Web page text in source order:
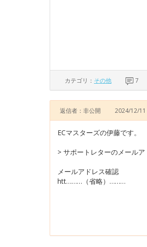
カテゴリ： その他 7
返信者：非公開 2024/12/
ECマスターズの伊藤です。
> サポートレターのメール
メールアドレス確認
htt………（省略）………